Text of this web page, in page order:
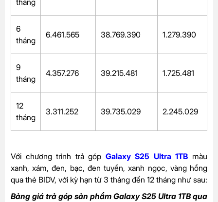
6
tháng
6.461.565 38.769.390 1.279.390
9
tháng
4.357.276 39.215.481 1.725.481
12
tháng
3.311.252 39.735.029 2.245.029
Với chương trình trả góp Galaxy S25 Ultra 1TB màu
xanh, xám, đen, bạc, đen tuyền, xanh ngọc, vàng hồng
qua thẻ BIDV, với kỳ hạn từ 3 tháng đến 12 tháng như sau:
Bảng giá trả góp sản phẩm Galaxy S25 Ultra 1TB qua